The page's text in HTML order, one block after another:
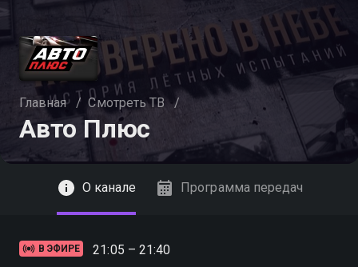
Главная / Смотреть ТВ /
Авто Плюс
Смотреть
О канале Программа передач
В ЭФИРЕ 21:05 – 21:40